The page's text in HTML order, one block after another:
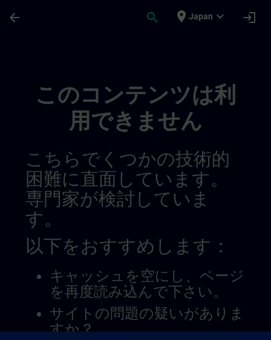
arrow_back search place Japan expand_more login
このコンテンツは利
用できません
こちらでくつかの技術的
困難に直面しています。
専門家が検討していま
す。
以下をおすすめします：
キャッシュを空にし、ページ
を再度読み込んで下さい。
サイトの問題の疑いがありま
すか？